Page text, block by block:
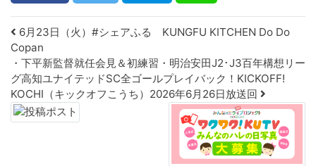
Post navigation
6月23日（火）#シェアふる KUNGFU KITCHEN Do Do
Copan
・下平新監督就任会見＆初練習・明治安田J2･J3百年構想リー
グ高知ユナイテッドSC全ゴールプレイバック！KICKOFF!
KOCHI（キックオフこうち）2026年6月26日放送回